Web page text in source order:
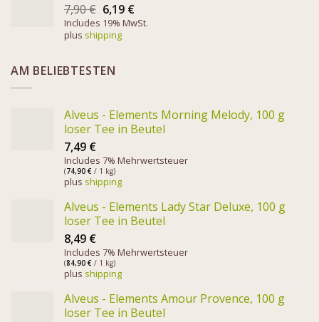
7,90€ 6,19 €
Includes 19% MwSt.
plus shipping
AM BELIEBTESTEN
Alveus - Elements Morning Melody, 100 g
loser Tee in Beutel
7,49 €
Includes 7% Mehrwertsteuer
(74,90 € / 1 kg)
plus shipping
Alveus - Elements Lady Star Deluxe, 100 g
loser Tee in Beutel
8,49 €
Includes 7% Mehrwertsteuer
(84,90 € / 1 kg)
plus shipping
Alveus - Elements Amour Provence, 100 g
loser Tee in Beutel